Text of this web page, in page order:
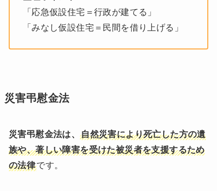
「応急仮設住宅＝行政が建てる」
「みなし仮設住宅＝民間を借り上げる」
災害弔慰金法
災害弔慰金法は、自然災害により死亡した方の遺
族や、著しい障害を受けた被災者を支援するため
の法律です。